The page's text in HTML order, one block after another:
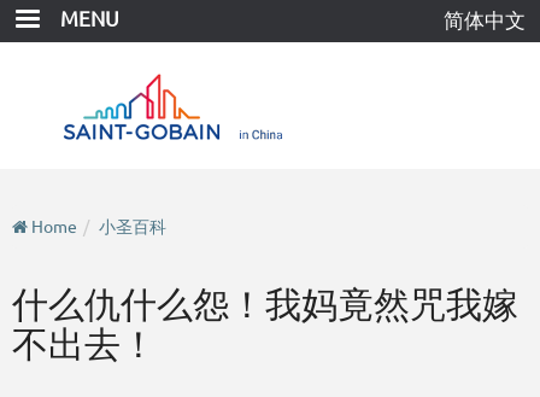
Skip
MENU 简体中文
Home 小圣百科
什么仇什么怨！我妈竟然咒我嫁
不出去！